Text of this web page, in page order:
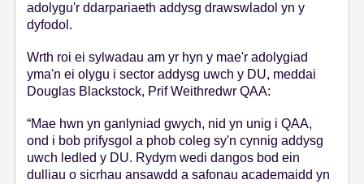
adolygu'r ddarpariaeth addysg drawswladol yn y
dyfodol.
Wrth roi ei sylwadau am yr hyn y mae'r adolygiad
yma'n ei olygu i sector addysg uwch y DU, meddai
Douglas Blackstock, Prif Weithredwr QAA:
“Mae hwn yn ganlyniad gwych, nid yn unig i QAA,
ond i bob prifysgol a phob coleg sy'n cynnig addysg
uwch ledled y DU. Rydym wedi dangos bod ein
dulliau o sicrhau ansawdd a safonau academaidd yn